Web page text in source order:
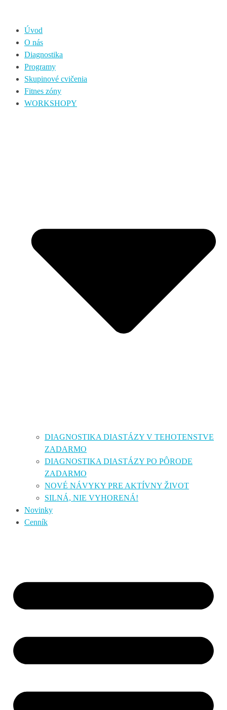
Úvod
O nás
Diagnostika
Programy
Skupinové cvičenia
Fitnes zóny
WORKSHOPY
DIAGNOSTIKA DIASTÁZY V TEHOTENSTVE
ZADARMO
DIAGNOSTIKA DIASTÁZY PO PÔRODE
ZADARMO
NOVÉ NÁVYKY PRE AKTÍVNY ŽIVOT
SILNÁ, NIE VYHORENÁ!
Novinky
Cenník